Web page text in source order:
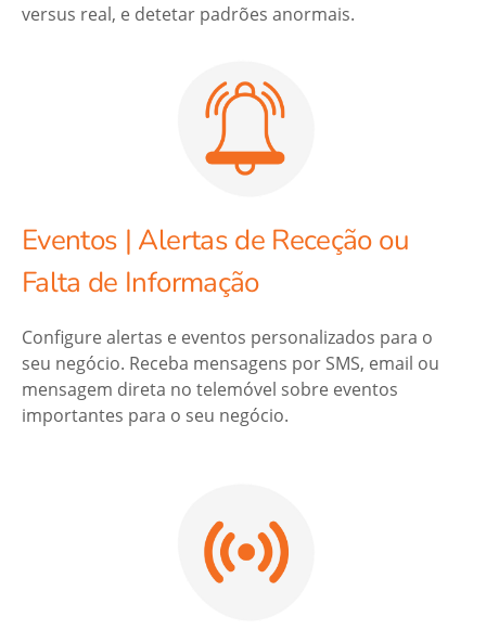
versus real, e detetar padrões anormais.
Eventos | Alertas de Receção ou
Falta de Informação
Configure alertas e eventos personalizados para o
seu negócio. Receba mensagens por SMS, email ou
mensagem direta no telemóvel sobre eventos
importantes para o seu negócio.